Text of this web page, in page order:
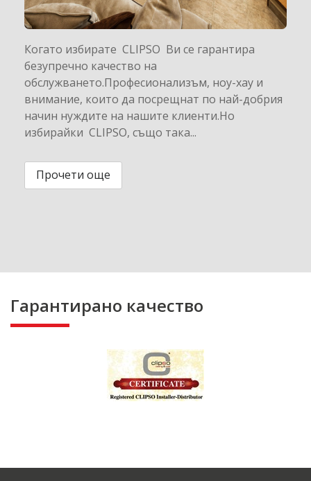
Когато избирате CLIPSO Ви се гарантира
безупречно качество на
обслужването.Професионализъм, ноу-хау и
внимание, които да посрещнат по най-добрия
начин нуждите на нашите клиенти.Но
избирайки CLIPSO, също така...
Прочети още
Гарантирано качество